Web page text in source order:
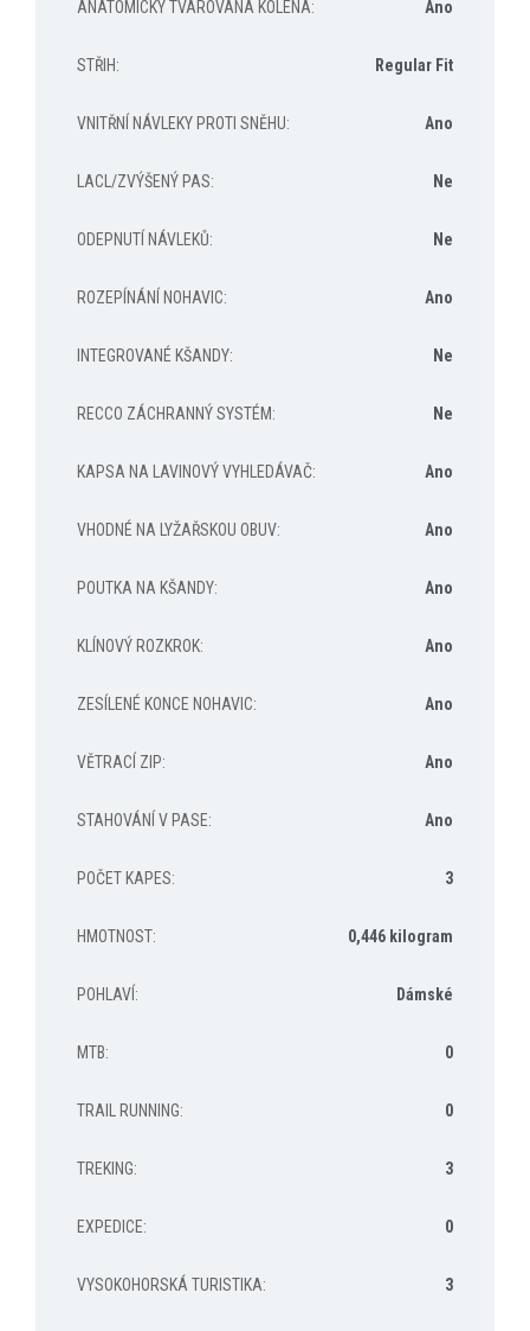
ANATOMICKY TVAROVANÁ KOLENA: Ano
STŘIH: Regular Fit
VNITŘNÍ NÁVLEKY PROTI SNĚHU: Ano
LACL/ZVÝŠENÝ PAS: Ne
ODEPNUTÍ NÁVLEKŮ: Ne
ROZEPÍNÁNÍ NOHAVIC: Ano
INTEGROVANÉ KŠANDY: Ne
RECCO ZÁCHRANNÝ SYSTÉM: Ne
KAPSA NA LAVINOVÝ VYHLEDÁVAČ: Ano
VHODNÉ NA LYŽAŘSKOU OBUV: Ano
POUTKA NA KŠANDY: Ano
KLÍNOVÝ ROZKROK: Ano
ZESÍLENÉ KONCE NOHAVIC: Ano
VĚTRACÍ ZIP: Ano
STAHOVÁNÍ V PASE: Ano
POČET KAPES: 3
HMOTNOST: 0,446 kilogram
POHLAVÍ : Dámské
MTB: 0
TRAIL RUNNING: 0
TREKING: 3
EXPEDICE: 0
VYSOKOHORSKÁ TURISTIKA: 3